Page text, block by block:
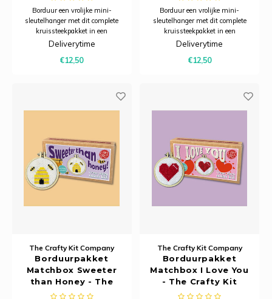
Borduur een vrolijke mini-
sleutelhanger met dit complete
kruissteekpakket in een
charmant luciferdoosje – een
om cadeau te geven.
Deliverytime
€12,50
Crafty Kit Company
Borduur een vrolijke mini-
sleutelhanger met dit complete
kruissteekpakket in een
charmant luciferdoosje – een
om cadeau te geven.
Deliverytime
€12,50
The Crafty Kit Company
Borduurpakket
Matchbox Sweeter
than Honey - The
Crafty Kit Company
The Crafty Kit Company
Borduurpakket
Matchbox I Love You
- The Crafty Kit
Company